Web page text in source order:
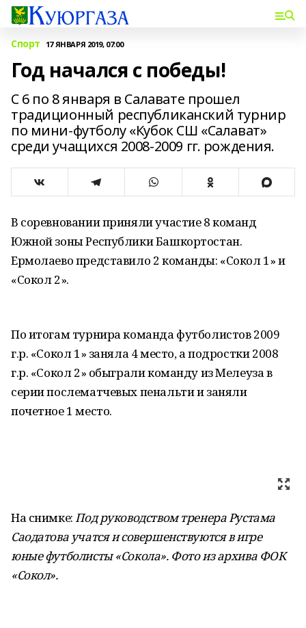
Спорт 17 ЯНВАРЯ 2019, 07:00
Год начался с победы!
С 6 по 8 января в Салавате прошел
традиционный республиканский турнир
по мини-футболу «Кубок СШ «Салават»
среди учащихся 2008-2009 гг. рождения.
В соревновании приняли участие 8 команд
Южной зоны Республики Башкортостан.
Ермолаево представило 2 команды: «Сокол 1» и
«Сокол 2».
По итогам турнира команда футболистов 2009
г.р. «Сокол 1» заняла 4 место, а подростки 2008
г.р. «Сокол 2» обыграли команду из Мелеуза в
серии послематчевых пенальти и заняли
почетное 1 место.
На снимке:Под руководством тренера Рустама
Саодатова учатся и совершенствуются в игре
юные футболисты «Сокола». Фото из архива ФОК
«Сокол».